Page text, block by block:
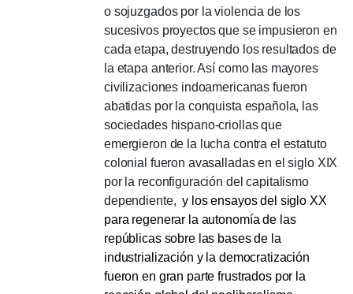
o sojuzgados por la violencia de los
sucesivos proyectos que se impusieron en
cada etapa, destruyendo los resultados de
la etapa anterior.Así como las mayores
civilizaciones indoamericanas fueron
abatidas por la conquista española, las
sociedades hispano-criollas que
emergieron de la lucha contra el estatuto
colonial fueron avasalladas en el siglo XIX
por la reconfiguración del capitalismo
dependiente,y los ensayos del siglo XX
para regenerar la autonomía de las
repúblicas sobre las bases de la
industrialización y la democratización
fueron en gran parte frustrados por la